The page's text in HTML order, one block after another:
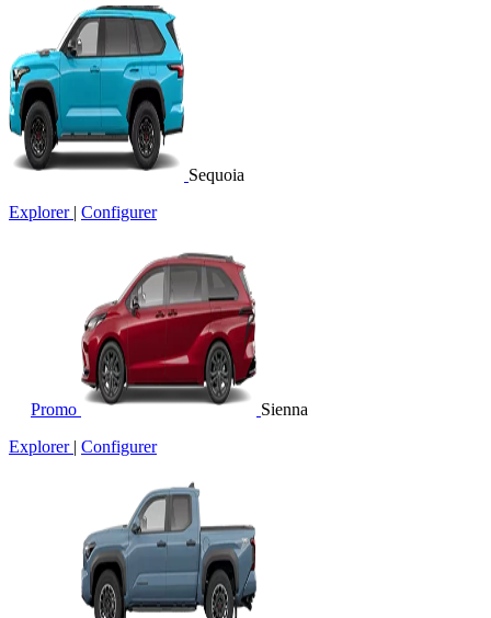
Sequoia
Explorer | Configurer
Promo
Sienna
Explorer | Configurer